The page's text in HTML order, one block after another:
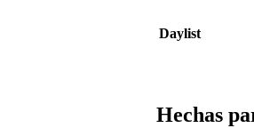
Daylist
Hechas